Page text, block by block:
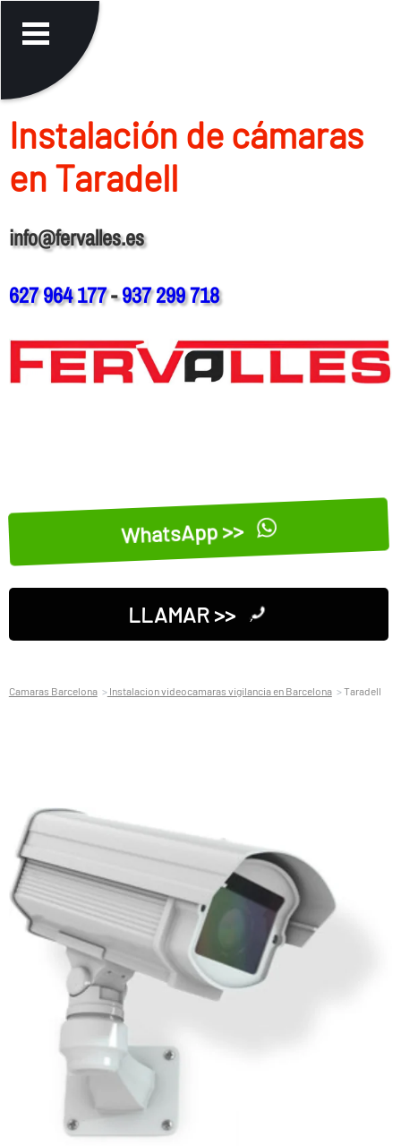
Instalación de cámaras
en Taradell
info@fervalles.es
627 964 177-937 299 718
WhatsApp >>
LLAMAR >>
Camaras Barcelona Instalacion videocamaras vigilancia en Barcelona Taradell